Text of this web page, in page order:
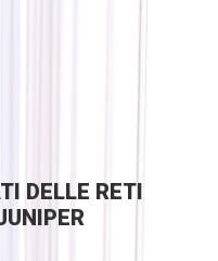
DELLE RETI